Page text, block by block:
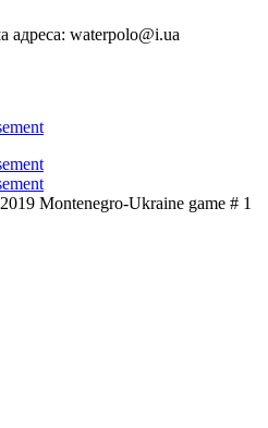
waterpolo@i.ua
Montenegro-Ukraine game # 1